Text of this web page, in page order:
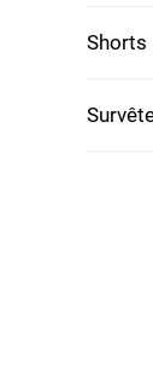
Shorts